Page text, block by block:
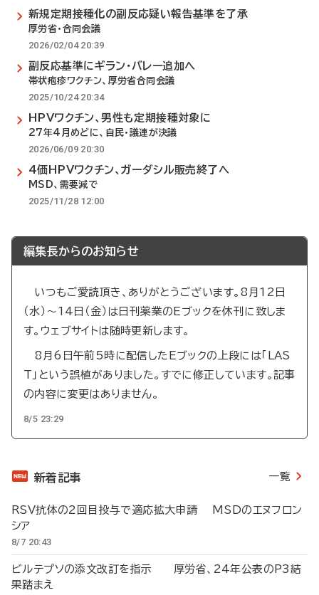
新規定期接種化の副反応疑い報告基準を了承
厚労省・合同会議
2026/02/04 20:39
副反応基準にギラン・バレー追加へ
帯状疱疹ワクチン、厚労省合同会議
2025/10/24 20:34
HPVワクチン、男性も定期接種対象に
27年4月めどに、自民・議連が決議
2026/06/09 20:30
4価HPVワクチン、ガーダシル販売終了へ
MSD、需要減で
2025/11/28 12:00
編集長からのお知らせ
いつもご愛読頂き、ありがとうございます。8月12日
（水）～14日（金）は日刊薬業のEブックを休刊に致しま
す。ウェブサイトは随時更新します。
8月6日午前5時に配信したEブックの上段には「LAS
T」という誤植がありました。すでに修正しています。記事
の内容に変更はありません。
8/5 23:29
新着記事 一覧
RSV抗体の2回目投与で適応拡大申請 MSDのエヌフロン
シア
8/7 20:43
ビルテプソの添文改訂を指示 厚労省、24年公表のP3結
果踏まえ